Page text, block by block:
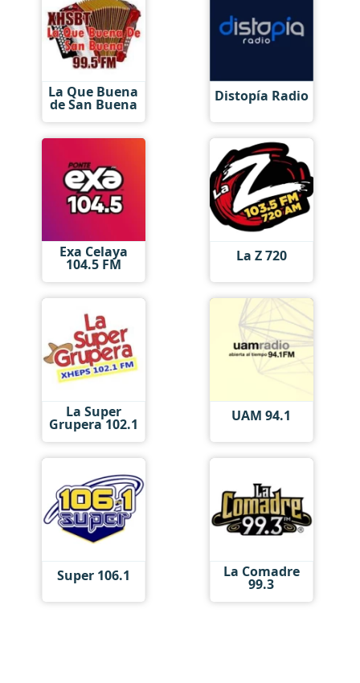
La Que Buena
de San Buena Distopía Radio
Exa Celaya
104.5 FM La Z 720
La Super
Grupera 102.1 UAM 94.1
Super 106.1 La Comadre
99.3